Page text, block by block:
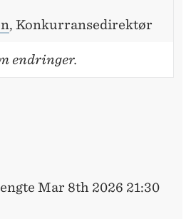
, Konkurransedirektør
endringer.
Mar 8th 2026 21:30